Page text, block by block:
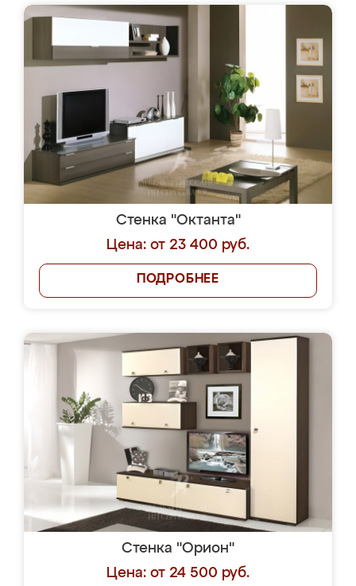
Стенка "Октанта"
Цена: от 23 400 руб.
ПОДРОБНЕЕ
Стенка "Орион"
Цена: от 24 500 руб.